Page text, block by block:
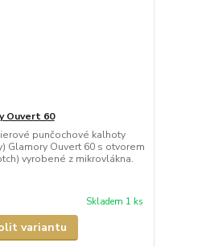
Ouvert 60
punčochové kalhoty
Glamory Ouvert 60 s otvorem
vyrobené z mikrovlákna.
Skladem 1 ks
variantu